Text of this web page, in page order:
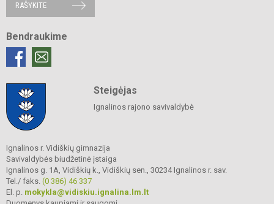
RAŠYKITE
Bendraukime
Steigėjas
Ignalinos rajono savivaldybė
Ignalinos r. Vidiškių gimnazija
Savivaldybės biudžetinė įstaiga
Ignalinos g. 1A, Vidiškių k., Vidiškių sen., 30234 Ignalinos r. sav.
Tel./ faks. (0 386) 46 337
El. p. mokykla@vidiskiu.ignalina.lm.lt